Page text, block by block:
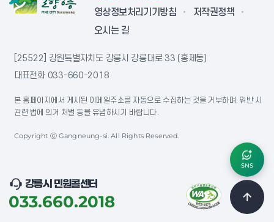
영상정보처리기기방침
저작권정책
오시는 길
[25522] 강원특별자치도 강릉시 강릉대로 33 (홍제동)
대표전화 033-660-2018
본 홈페이지에서 게시된 이메일주소를 자동으로 수집하는 것을 거부하며, 위반 시
관련 법에 의거 처벌 등을 유념하시기 바랍니다.
Copyright ⓒ Gangneung-si. All Rights Reserved.
강릉시 민원콜센터
033.660.2018
SNS